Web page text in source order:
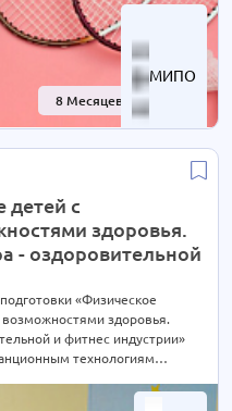
МИПО
8 Месяцев
отправьте нам заявку для
детей с
здоровья.
- оздоровительной
«Физическое
здоровья.
и фитнес индустрии»
технологиям
курса может